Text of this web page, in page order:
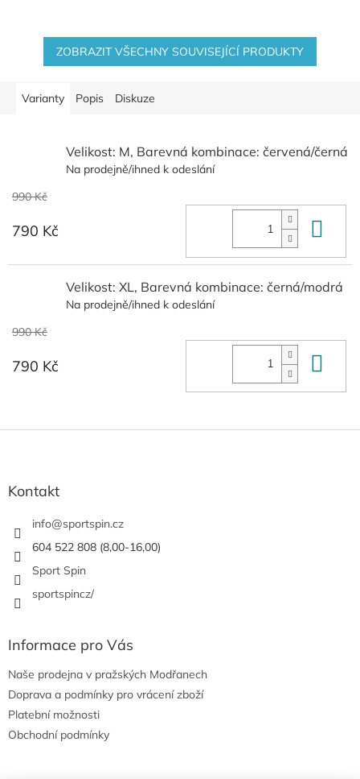
ZOBRAZIT VŠECHNY SOUVISEJÍCÍ PRODUKTY
Varianty Popis Diskuze
Velikost: M, Barevná kombinace: červená/černá
Na prodejně/ihned k odeslání
990 Kč
790 Kč
Velikost: XL, Barevná kombinace: černá/modrá
Na prodejně/ihned k odeslání
990 Kč
790 Kč
Z
Kontakt
info@sportspin.cz
604 522 808 (8,00-16,00)
Sport Spin
sportspincz/
Informace pro Vás
Naše prodejna v pražských Modřanech
Doprava a podmínky pro vrácení zboží
Platební možnosti
Obchodní podmínky